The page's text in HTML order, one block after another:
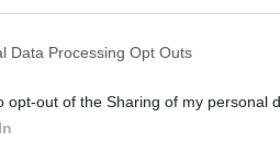
Data Processing Opt Outs
opt-out of the Sharing of my personal
atopowego, natomiast
Rozróżnia się 3 typy
typ liszajcowaty ujawniający